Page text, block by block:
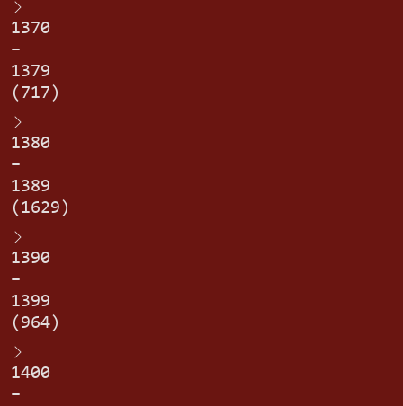
1370
–
1379
(717)
1380
–
1389
(1629)
1390
–
1399
(964)
1400
–